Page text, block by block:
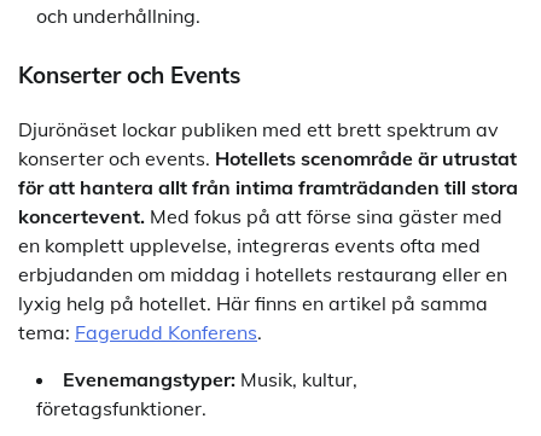
och underhållning.
Konserter och Events
Djurönäset lockar publiken med ett brett spektrum av
konserter och events. Hotellets scenområde är utrustat
för att hantera allt från intima framträdanden till stora
koncertevent. Med fokus på att förse sina gäster med
en komplett upplevelse, integreras events ofta med
erbjudanden om middag i hotellets restaurang eller en
lyxig helg på hotellet. Här finns en artikel på samma
tema: Fagerudd Konferens.
Evenemangstyper: Musik, kultur,
företagsfunktioner.